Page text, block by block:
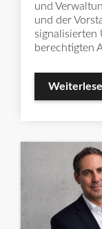
und
und der
signalisierten
berechtigten